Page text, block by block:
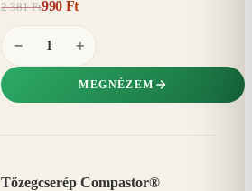
2 381 Ft990 Ft
− +
MEGNÉZEM
Tőzegcserép Compastor®